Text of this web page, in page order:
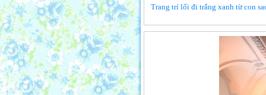
Trang trí lối đi trắng xanh từ con